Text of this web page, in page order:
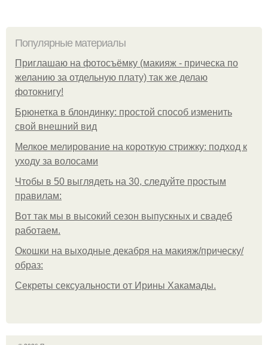
Популярные материалы
Приглашаю на фотосъёмку (макияж - прическа по
желанию за отдельную плату) так же делаю
фотокнигу!
Брюнетка в блондинку: простой способ изменить
свой внешний вид
Мелкое мелирование на короткую стрижку: подход к
уходу за волосами
Чтобы в 50 выглядеть на 30, следуйте простым
правилам:
Вот так мы в высокий сезон выпускных и свадеб
работаем.
Окошки на выходные декабря на макияж/прическу/
образ:
Секреты сексуальности от Ирины Хакамады.